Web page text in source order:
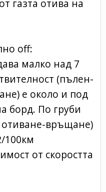
газта отива на
off:
малко над 7
(пълен-
е около и под
борд. По груби
връщане)
100км
от скоростта